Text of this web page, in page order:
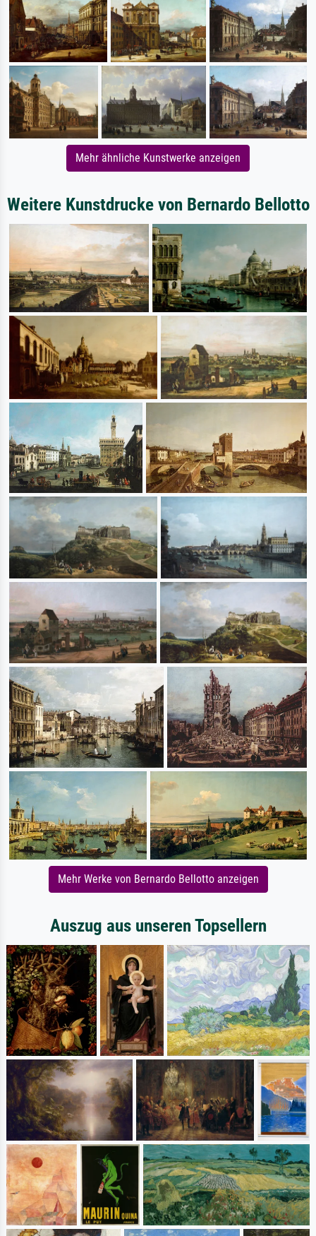
Mehr ähnliche Kunstwerke anzeigen
Weitere Kunstdrucke von Bernardo Bellotto
Mehr Werke von Bernardo Bellotto anzeigen
Auszug aus unseren Topsellern